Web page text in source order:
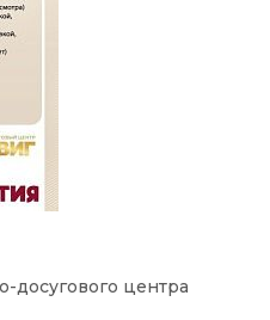
досугового центра